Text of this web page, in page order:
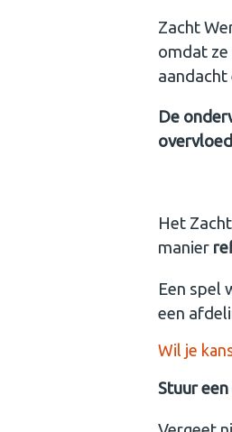
Zacht
omdat
De
Het
manier
Een spel
een
Wil je
Stuur